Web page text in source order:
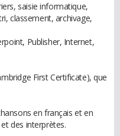
saisie informatique,
classement, archivage,
Publisher, Internet,
First Certificate), que
en français et en
des interprètes.